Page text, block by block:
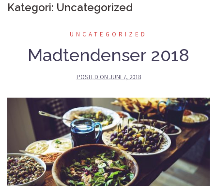
Kategori: Uncategorized
UNCATEGORIZED
Madtendenser 2018
POSTED ON JUNI 7, 2018